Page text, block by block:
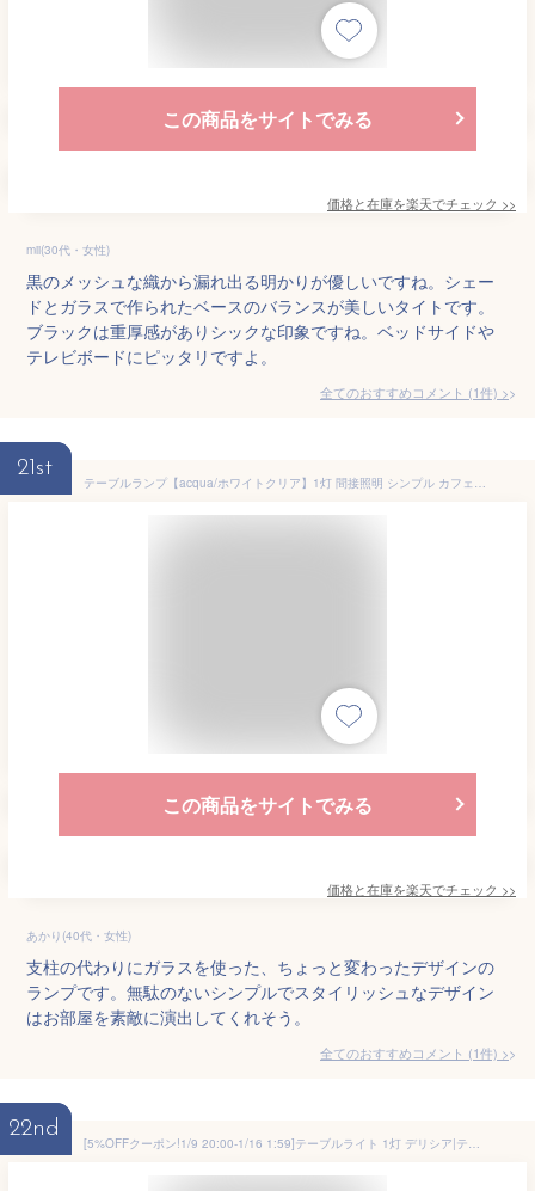
この商品をサイトでみる
価格と在庫を楽天でチェック >>
mii(30代・女性)
黒のメッシュな織から漏れ出る明かりが優しいですね。シェー
ドとガラスで作られたベースのバランスが美しいタイトです。
ブラックは重厚感がありシックな印象ですね。ベッドサイドや
テレビボードにピッタリですよ。
全てのおすすめコメント (1件) >
21st
テーブルランプ【acqua/ホワイトクリア】1灯 間接照明 シンプル カフェ 北欧 卓上 節電 モダン クラシック 寝室 ガラス ファブリック 布製
この商品をサイトでみる
価格と在庫を楽天でチェック >>
あかり(40代・女性)
支柱の代わりにガラスを使った、ちょっと変わったデザインの
ランプです。無駄のないシンプルでスタイリッシュなデザイン
はお部屋を素敵に演出してくれそう。
全てのおすすめコメント (1件) >
22nd
[5%OFFクーポン!1/9 20:00-1/16 1:59]テーブルライト 1灯 デリシア|テーブルランプ フロアライト 間接照明 寝室 おしゃれ 北欧 LED 照明器具 かわいい ベッドサイド 電気 スタンドライト テーブルスタンド フロアスタンド 照明 一人暮らし アンティーク テレワーク 在宅